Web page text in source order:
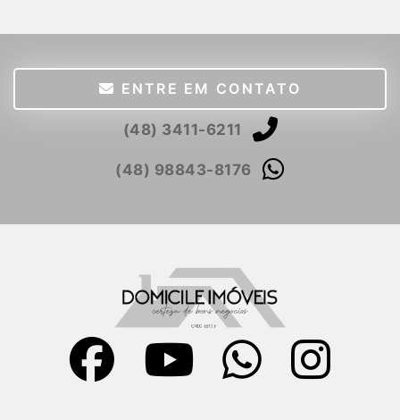
ENTRE EM CONTATO
(48) 3411-6211
(48) 98843-8176